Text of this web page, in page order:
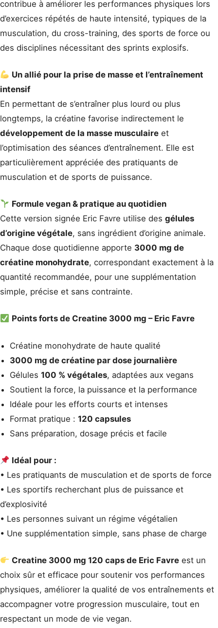
contribue à améliorer les performances physiques lors
d’exercices répétés de haute intensité, typiques de la
musculation, du cross-training, des sports de force ou
des disciplines nécessitant des sprints explosifs.
Un allié pour la prise de masse et l’entraînement
intensif
En permettant de s’entraîner plus lourd ou plus
longtemps, la créatine favorise indirectement le
développement de la masse musculaire et
l’optimisation des séances d’entraînement. Elle est
particulièrement appréciée des pratiquants de
musculation et de sports de puissance.
Formule vegan & pratique au quotidien
Cette version signée Eric Favre utilise des gélules
d’origine végétale, sans ingrédient d’origine animale.
Chaque dose quotidienne apporte 3000 mg de
créatine monohydrate, correspondant exactement à la
quantité recommandée, pour une supplémentation
simple, précise et sans contrainte.
Points forts de Creatine 3000 mg – Eric Favre
Créatine monohydrate de haute qualité
3000 mg de créatine par dose journalière
Gélules 100 % végétales, adaptées aux vegans
Soutient la force, la puissance et la performance
Idéale pour les efforts courts et intenses
Format pratique : 120 capsules
Sans préparation, dosage précis et facile
Idéal pour :
• Les pratiquants de musculation et de sports de force
• Les sportifs recherchant plus de puissance et
d’explosivité
• Les personnes suivant un régime végétalien
• Une supplémentation simple, sans phase de charge
Creatine 3000 mg 120 caps de Eric Favre est un
choix sûr et efficace pour soutenir vos performances
physiques, améliorer la qualité de vos entraînements et
accompagner votre progression musculaire, tout en
respectant un mode de vie vegan.